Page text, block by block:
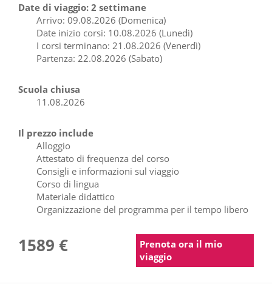
Date di viaggio: 2 settimane
Arrivo: 09.08.2026 (Domenica)
Date inizio corsi: 10.08.2026 (Lunedì)
I corsi terminano: 21.08.2026 (Venerdì)
Partenza: 22.08.2026 (Sabato)
Scuola chiusa
11.08.2026
Il prezzo include
Alloggio
Attestato di frequenza del corso
Consigli e informazioni sul viaggio
Corso di lingua
Materiale didattico
Organizzazione del programma per il tempo libero
1589 €
Prenota ora il mio
viaggio